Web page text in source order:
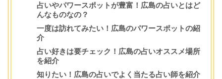
占いやパワースポットが豊富！広島の占いとはど
んなものなの？
一度は訪れてみたい！広島のパワースポットの紹
介
占い好きは要チェック！広島の占いオススメ場所
を紹介
知りたい！広島の占いでよく当たる占い師を紹介